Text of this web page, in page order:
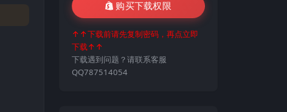
购买下载权限
↑↑下载前请先复制密码，再点立即
下载↑↑
下载遇到问题？请联系客服
QQ787514054